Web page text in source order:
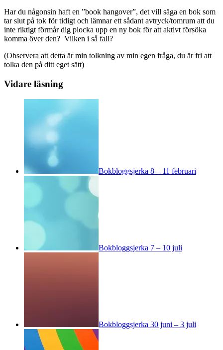
Har du någonsin haft en ”book hangover”, det vill säga en bok som
tar slut på tok för tidigt och lämnar ett sådant avtryck/tomrum att du
inte riktigt förmår dig plocka upp en ny bok för att aktivt försöka
komma över den? Vilken i så fall?
(Observera att detta är min tolkning av min egen fråga, du är fri att
tolka den på ditt eget sätt)
Vidare läsning
Bokbloggsjerka 8 – 11 februari
Bokbloggsjerka 7 – 10 juli
Bokbloggsjerka 30 juni – 3 juli